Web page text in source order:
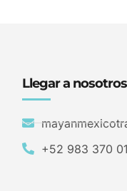
Llegar a nosotros
+52 983 370